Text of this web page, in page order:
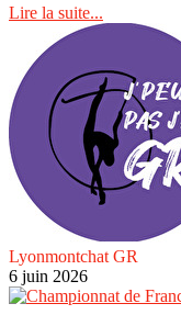
Lire la suite...
Lyonmontchat GR
6 juin 2026